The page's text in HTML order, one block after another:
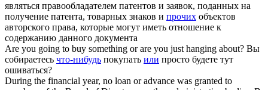
являться правообладателем патентов и заявок, поданных на
получение патента, товарных знаков и прочих объектов
авторского права, которые могут иметь отношение к
содержанию данного документа
Are you going to buy something orare you just hanging about? Вы
собираетесь что-нибудь покупать или просто будете тут
ошиваться?
During the financial year, no loan or advance was granted to